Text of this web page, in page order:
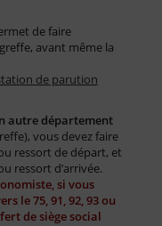
de faire
avant même la
de parution
autre département
vous devez faire
ressort de départ, et
ressort d’arrivée.
si vous
le 75, 91, 92, 93 ou
de siège social